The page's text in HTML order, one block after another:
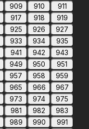
909 910
911
917 918
919
925 926
927
933 934
935
941 942
943
949 950
951
957 958
959
965 966
967
973 974
975
981 982
983
989 990
991